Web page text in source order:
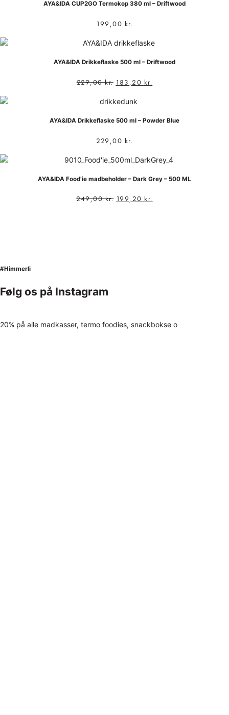
AYA&IDA CUP2GO Termokop 380 ml – Driftwood
199,00 kr.
AYA&IDA Drikkeflaske 500 ml – Driftwood
229,00kr. 183,20 kr.
AYA&IDA Drikkeflaske 500 ml – Powder Blue
229,00 kr.
AYA&IDA Food’ie madbeholder – Dark Grey – 500 ML
249,00kr. 199,20 kr.
#Himmerli
Følg os på Instagram
20% på alle madkasser, termo foodies, snackbokse o